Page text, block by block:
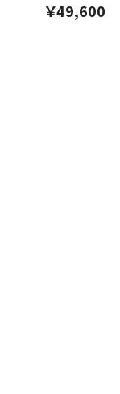
￥49,600